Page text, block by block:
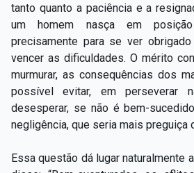
Capítulo XXII — Não separareis o
Capítulo XXIII — Estranha moral
Capítulo XXIV — Não ponhais a
alqueire
Capítulo XXV — Buscai e achareis
gratuitamente recebestes
tanto quanto a paciência e a
um homem nasça em
precisamente para se ver
vencer as dificuldades. O mérito
murmurar, as consequências dos
possível evitar, em perseverar
desesperar, se não é bem-
negligência, que seria mais preguiça
Essa questão dá lugar naturalmente